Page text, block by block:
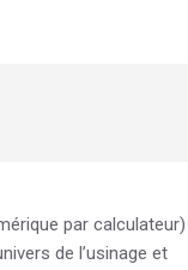
par calculateur)
de l’usinage et